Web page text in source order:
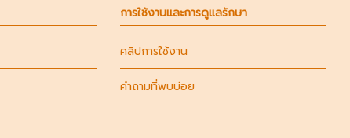
การใช้งานและการดูแลรักษา
คลิปการใช้งาน
คำถามที่พบบ่อย